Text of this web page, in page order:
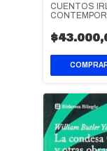
CUENTOS